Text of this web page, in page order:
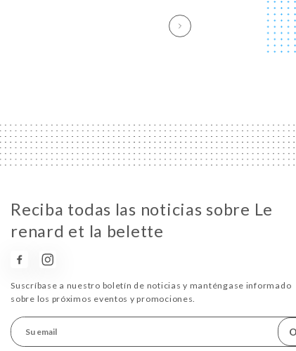
Reciba todas las noticias sobre Le
renard et la belette
Suscríbase a nuestro boletín de noticias y manténgase informado
sobre los próximos eventos y promociones.